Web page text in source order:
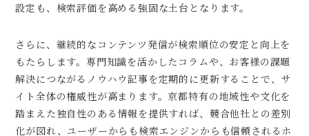
設定も、検索評価を高める強固な土台となります。
さらに、継続的なコンテンツ発信が検索順位の安定と向上を
もたらします。専門知識を活かしたコラムや、お客様の課題
解決につながるノウハウ記事を定期的に更新することで、サ
イト全体の権威性が高まります。京都特有の地域性や文化を
踏まえた独自性のある情報を提供すれば、競合他社との差別
化が図れ、ユーザーからも検索エンジンからも信頼されるホ